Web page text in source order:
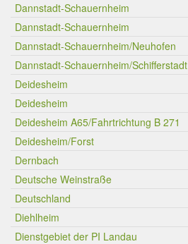
Dannstadt-Schauernheim
Dannstadt-Schauernheim
Dannstadt-Schauernheim/Neuhofen
Dannstadt-Schauernheim/Schifferstadt
Deidesheim
Deidesheim
Deidesheim A65/Fahrtrichtung B 271
Deidesheim/Forst
Dernbach
Deutsche Weinstraße
Deutschland
Diehlheim
Dienstgebiet der PI Landau